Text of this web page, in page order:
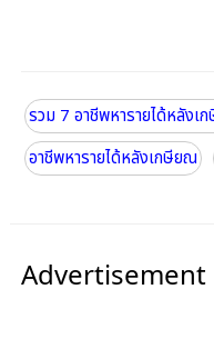
รวม 7 อาชีพหารายได้หลังเ
อาชีพหารายได้หลังเกษียณ
Advertisement